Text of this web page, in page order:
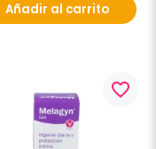
Añadir al carrito
favorite_border